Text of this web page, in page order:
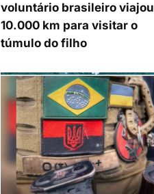
voluntário brasileiro viajou
10.000 km para visitar o
túmulo do filho